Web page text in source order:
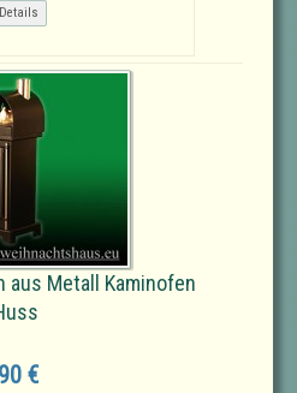
Details
aus Metall Kaminofen
€